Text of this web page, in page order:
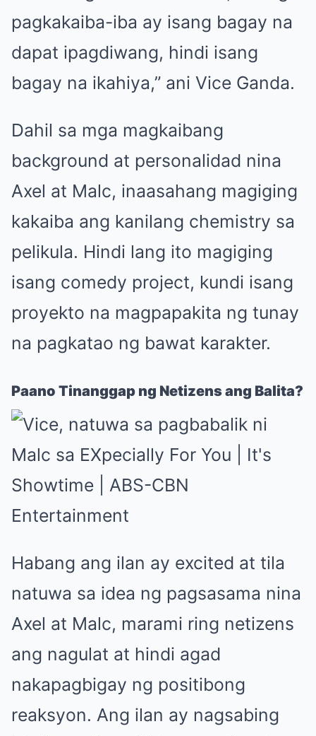
pagkakaiba-iba ay isang bagay na
dapat ipagdiwang, hindi isang
bagay na ikahiya,” ani Vice Ganda.
Dahil sa mga magkaibang
background at personalidad nina
Axel at Malc, inaasahang magiging
kakaiba ang kanilang chemistry sa
pelikula. Hindi lang ito magiging
isang comedy project, kundi isang
proyekto na magpapakita ng tunay
na pagkatao ng bawat karakter.
Paano Tinanggap ng Netizens ang Balita?
Habang ang ilan ay excited at tila
natuwa sa idea ng pagsasama nina
Axel at Malc, marami ring netizens
ang nagulat at hindi agad
nakapagbigay ng positibong
reaksyon. Ang ilan ay nagsabing